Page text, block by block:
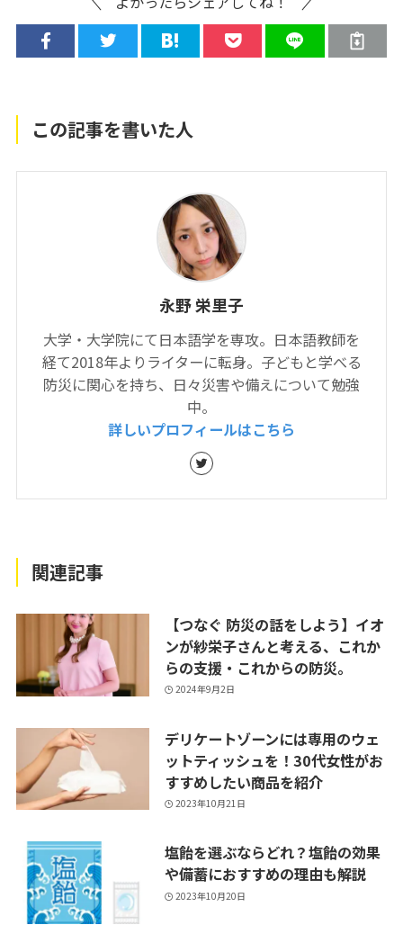
この記事を書いた人
永野 栄里子
大学・大学院にて日本語学を専攻。日本語教師を
経て2018年よりライターに転身。子どもと学べる
防災に関心を持ち、日々災害や備えについて勉強
中。
詳しいプロフィールはこちら
関連記事
【つなぐ 防災の話をしよう】イオ
ンが紗栄子さんと考える、これか
らの支援・これからの防災。
2024年9月2日
デリケートゾーンには専用のウェ
ットティッシュを！30代女性がお
すすめしたい商品を紹介
2023年10月21日
塩飴を選ぶならどれ？塩飴の効果
や備蓄におすすめの理由も解説
2023年10月20日